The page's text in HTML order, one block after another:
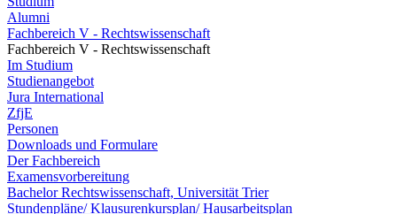
Alumni
Fachbereich V - Rechtswissenschaft
Fachbereich V - Rechtswissenschaft
Im Studium
Studienangebot
Jura International
ZfjE
Personen
Downloads und Formulare
Der Fachbereich
Examensvorbereitung
Bachelor Rechtswissenschaft, Universität Trier
Stundenpläne/ Klausurenkursplan/ Hausarbeitsplan